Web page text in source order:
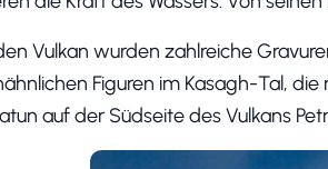
Vulkan wurden zahlreiche
Figuren im Kasagh-Tal,
auf der Südseite des Vulkans